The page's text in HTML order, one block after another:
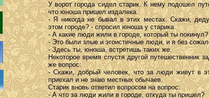
У ворот города сидел старик. К нему подошел
что юноша пришел издалека.
- Я никогда не бывал в этих местах. Скажи,
этом городе? - спросил юноша у старика.
- А какие люди жили в городе, который ты покинул?
- Это были злые и эгоистичные люди, и я без
- Здесь ты, юноша, встретишь таких же.
Некоторое время спустя другой путешественник
же вопрос:
- Скажи, добрый человек, что за люди живут в
приехал и не знаю местных обычаев.
Старик вновь ответил вопросом на вопрос:
- А что за люди жили в городе, откуда ты пришел?